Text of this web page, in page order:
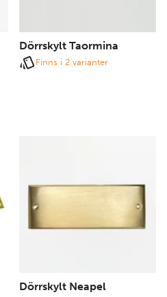
Dörrskylt Taormina
Finns i 2 varianter
Dörrskylt Neapel